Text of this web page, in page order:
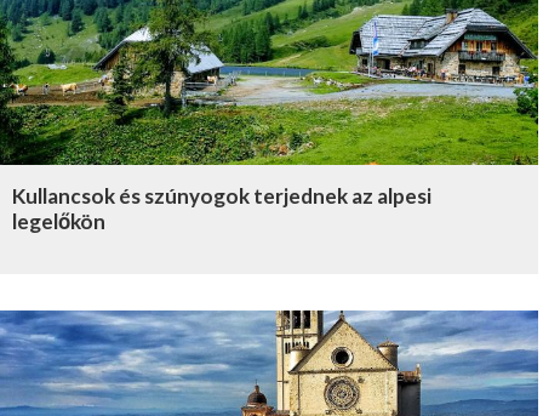
Kullancsok és szúnyogok terjednek az alpesi
legelőkön